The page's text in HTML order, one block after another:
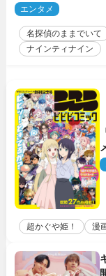
のゲスト出演が決定！
エンタメ
名探偵のままでいて
ナインティナイン
超かぐや姫！ 漫